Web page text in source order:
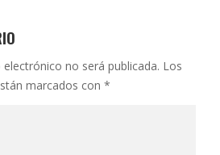
no será publicada. Los
marcados con *